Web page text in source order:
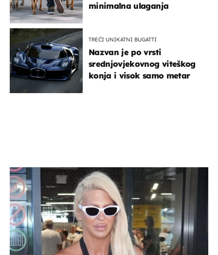
minimalna ulaganja
TREĆI UNIKATNI BUGATTI
Nazvan je po vrsti
srednjovjekovnog viteškog
konja i visok samo metar